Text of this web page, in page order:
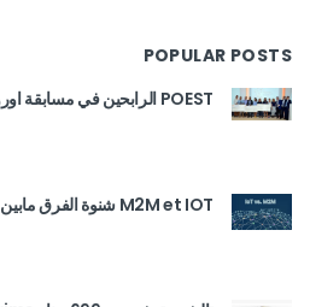
POPULAR POSTS
POEST الرابحين في مسابقة اورونج les applications
M2M et IOT شنوة الفرق مابين